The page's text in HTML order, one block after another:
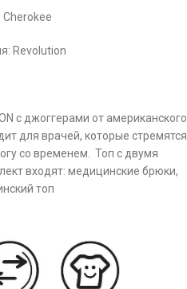
Cherokee
Revolution
с джоггерами от американского
для врачей, которые стремятся
со временем. Топ с двумя
входят: медицинские брюки,
топ